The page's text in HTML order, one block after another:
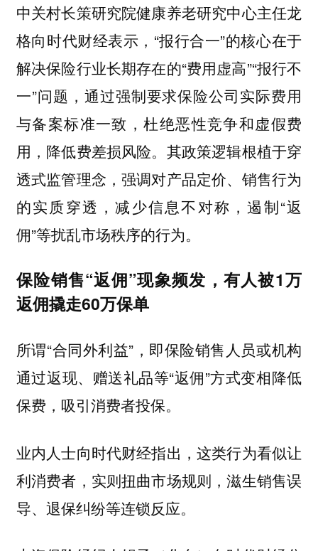
中关村长策研究院健康养老研究中心主任龙
格向时代财经表示，“报行合一”的核心在于
解决保险行业长期存在的“费用虚高”“报行不
一”问题，通过强制要求保险公司实际费用
与备案标准一致，杜绝恶性竞争和虚假费
用，降低费差损风险。其政策逻辑根植于穿
透式监管理念，强调对产品定价、销售行为
的实质穿透，减少信息不对称，遏制“返
佣”等扰乱市场秩序的行为。
保险销售“返佣”现象频发，有人被1万
返佣撬走60万保单
所谓“合同外利益”，即保险销售人员或机构
通过返现、赠送礼品等“返佣”方式变相降低
保费，吸引消费者投保。
业内人士向时代财经指出，这类行为看似让
利消费者，实则扭曲市场规则，滋生销售误
导、退保纠纷等连锁反应。